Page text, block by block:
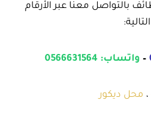
بالتواصل معنا عبر الأرقام
التالية:
– واتساب: 0566631564
، محل ديكور